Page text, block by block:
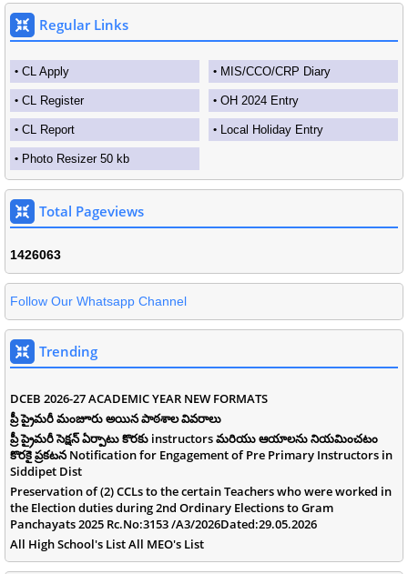
Regular Links
CL Apply MIS/CCO/CRP Diary
CL Register OH 2024 Entry
CL Report Local Holiday Entry
Photo Resizer 50 kb
Total Pageviews
1426063
Follow Our Whatsapp Channel
Trending
DCEB 2026-27 ACADEMIC YEAR NEW FORMATS
ప్రీ ప్రైమరీ మంజూరు అయిన పాఠశాల వివరాలు
ప్రీ ప్రైమరీ సెక్షన్ ఏర్పాటు కొరకు instructors మరియు ఆయాలను నియమించటం
కొరకై ప్రకటన Notification for Engagement of Pre Primary Instructors in
Siddipet Dist
Preservation of (2) CCLs to the certain Teachers who were worked in
the Election duties during 2nd Ordinary Elections to Gram
Panchayats 2025 Rc.No:3153 /A3/2026Dated:29.05.2026
All High School's List All MEO's List